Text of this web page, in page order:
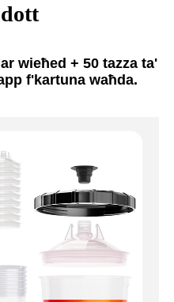
wieħed + 50 tazza ta'
f'kartuna waħda.